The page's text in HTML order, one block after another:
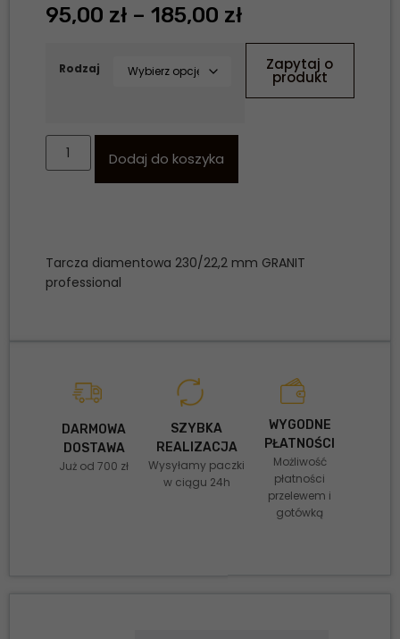
95,00 zł – 185,00 zł
Rodzaj
Dodaj do koszyka
Zapytaj o
produkt
Tarcza diamentowa 230/22,2 mm GRANIT
professional
DARMOWA
DOSTAWA
Już od 700 zł
SZYBKA
REALIZACJA
Wysyłamy paczki
w ciągu 24h
WYGODNE
PŁATNOŚCI
Możliwość
płatności
przelewem i
gotówką